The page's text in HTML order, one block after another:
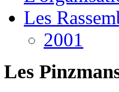
Les
2001
Les